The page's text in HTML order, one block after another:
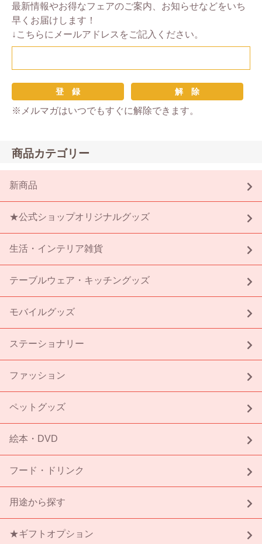
最新情報やお得なフェアのご案内、お知らせなどをいち
早くお届けします！
↓こちらにメールアドレスをご記入ください。
※メルマガはいつでもすぐに解除できます。
商品カテゴリー
新商品
★公式ショップオリジナルグッズ
生活・インテリア雑貨
テーブルウェア・キッチングッズ
モバイルグッズ
ステーショナリー
ファッション
ペットグッズ
絵本・DVD
フード・ドリンク
用途から探す
★ギフトオプション